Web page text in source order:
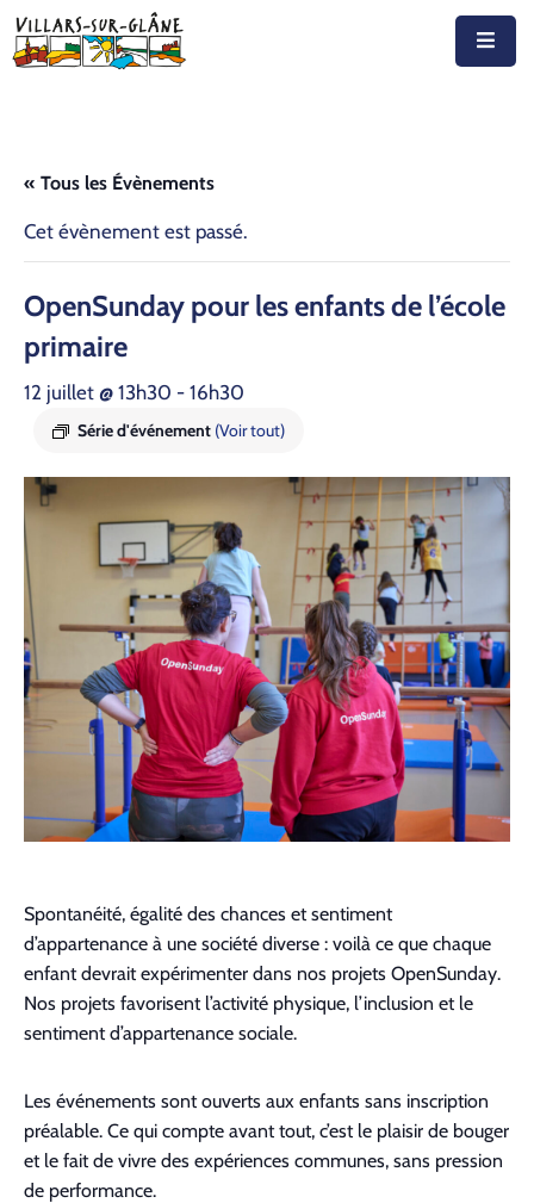
Autorités
Prestations
Découvrir
Emplois
Contact
« Tous les Évènements
Cet évènement est passé.
Open­Sun­day pour les enfants de l’é­cole
pri­maire
12 juillet @ 13h30 - 16h30
Série d'événement (Voir tout)
Spon­tanéité, égal­ité des chances et sen­ti­ment
d’appartenance à une société diverse : voilà ce que chaque
enfant devrait expéri­menter dans nos pro­jets Open­Sun­day.
Nos pro­jets favorisent l’activité physique, l’inclusion et le
sen­ti­ment d’appartenance sociale.
Les événe­ments sont ouverts aux enfants sans inscrip­tion
préal­able. Ce qui compte avant tout, c’est le plaisir de bouger
et le fait de vivre des expéri­ences com­munes, sans pres­sion
de per­for­mance.